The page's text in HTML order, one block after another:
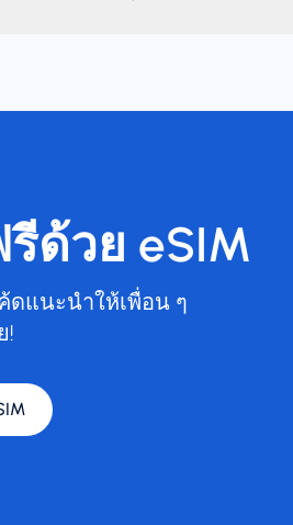
ด้วย eSIM
ดแนะนำให้เพื่อน ๆ
!